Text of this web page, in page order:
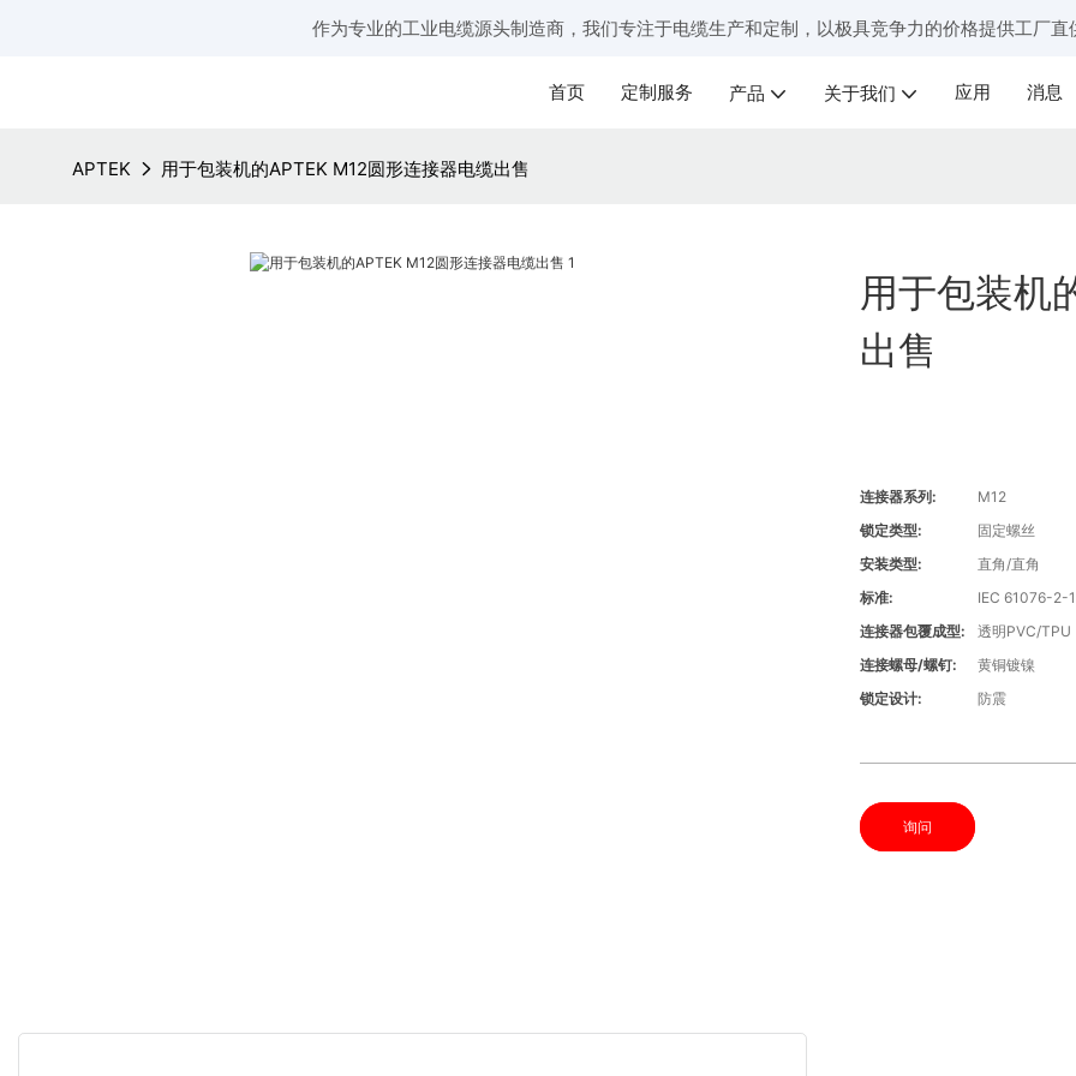
作为专业的工业电缆源头制造商，我们专注于电缆生产和定制，以极具竞争力的价格提供工厂
首页 定制服务 产品 关于我们 应用 消息
APTEK 用于包装机的APTEK M12圆形连接器电缆出售
用于包装机
出售
连接器系列:
M12
锁定类型:
固定螺丝
安装类型:
直角/直角
标准:
IEC 61076-2-
连接器包覆成型:
透明PVC/TPU
连接螺母/螺钉:
黄铜镀镍
锁定设计:
防震
询问